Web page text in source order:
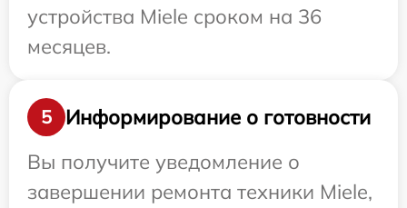
устройства Miele сроком на 36
месяцев.
5
Информирование о готовности
Вы получите уведомление о
завершении ремонта техники Miele,